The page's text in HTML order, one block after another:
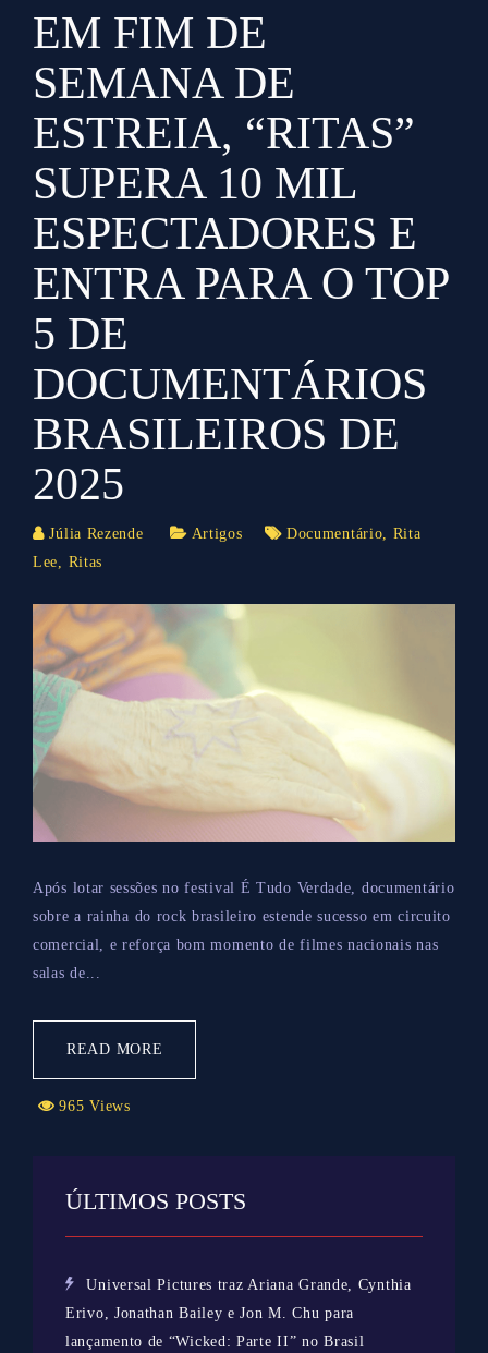
EM FIM DE
SEMANA DE
ESTREIA, “RITAS”
SUPERA 10 MIL
ESPECTADORES E
ENTRA PARA O TOP
5 DE
DOCUMENTÁRIOS
BRASILEIROS DE
2025
Júlia Rezende Artigos Documentário, Rita
Lee, Ritas
Após lotar sessões no festival É Tudo Verdade, documentário
sobre a rainha do rock brasileiro estende sucesso em circuito
comercial, e reforça bom momento de filmes nacionais nas
salas de...
READ MORE
965 Views
ÚLTIMOS POSTS
Universal Pictures traz Ariana Grande, Cynthia
Erivo, Jonathan Bailey e Jon M. Chu para
lançamento de “Wicked: Parte II” no Brasil